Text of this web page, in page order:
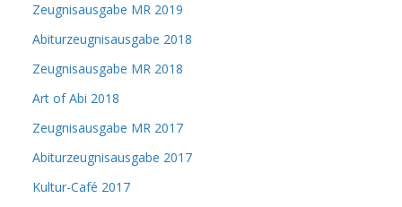
Zeugnisausgabe MR 2019
Abiturzeugnisausgabe 2018
Zeugnisausgabe MR 2018
Art of Abi 2018
Zeugnisausgabe MR 2017
Abiturzeugnisausgabe 2017
Kultur-Café 2017